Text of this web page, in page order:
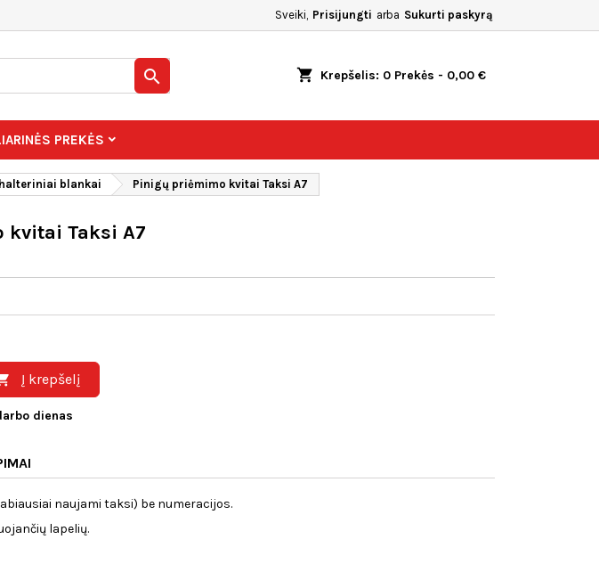
Sveiki, Prisijungti arba Sukurti paskyrą
shopping_cart Krepšelis: 0 Prekės - 0,00 €

PREKĖS
blankai Pinigų priėmimo kvitai Taksi A7
Taksi A7
Į krepšelį
dienas
naujami taksi) be numeracijos.
lapelių.